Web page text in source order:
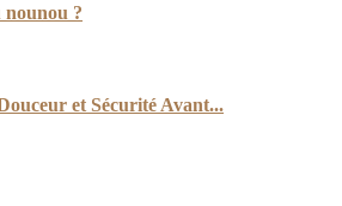
nounou ?
et Sécurité Avant...